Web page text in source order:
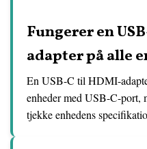
Fungerer en
adapter på alle
En USB-C til HDMI-
enheder med USB-C-port,
tjekke enhedens